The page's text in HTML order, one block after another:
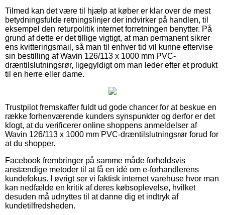
Tilmed kan det være til hjælp at køber er klar over de mest
betydningsfulde retningslinjer der indvirker på handlen, til
eksempel den returpolitik internet forretningen benytter. På
grund af dette er det tillige vigtigt, at man permanent sikrer
ens kvitteringsmail, så man til enhver tid vil kunne eftervise
sin bestilling af Wavin 126/113 x 1000 mm PVC-
dræntilslutningsrør, ligegyldigt om man leder efter et produkt
til en herre eller dame.
Trustpilot fremskaffer fuldt ud gode chancer for at beskue en
række forhenværende kunders synspunkter og derfor er det
klogt, at du verificerer online shoppens anmeldelser af
Wavin 126/113 x 1000 mm PVC-dræntilslutningsrør forud for
at du shopper.
Facebook frembringer på samme måde forholdsvis
anstændige metoder til at få en idé om e-forhandlerens
kundefokus. I øvrigt ser vi faktisk internet varehuse hvor man
kan nedfælde en kritik af deres købsoplevelse, hvilket
desuden må udnyttes til at danne dig et indtryk af
kundetilfredsheden.